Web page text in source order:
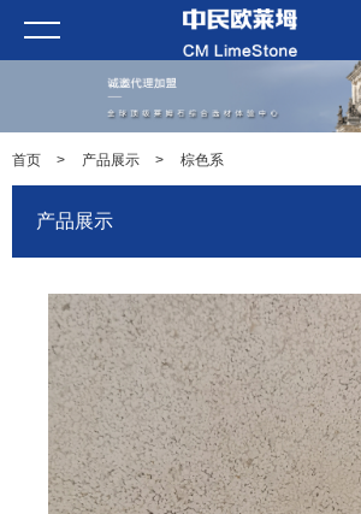
首页 > 产品展示 > 棕色系
产品展示